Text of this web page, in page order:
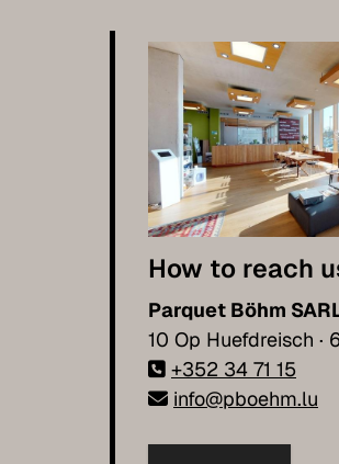
How to reach
Parquet Böhm
10 Op Huefdreisch ·
+352 34 71 15
info@pboehm.lu